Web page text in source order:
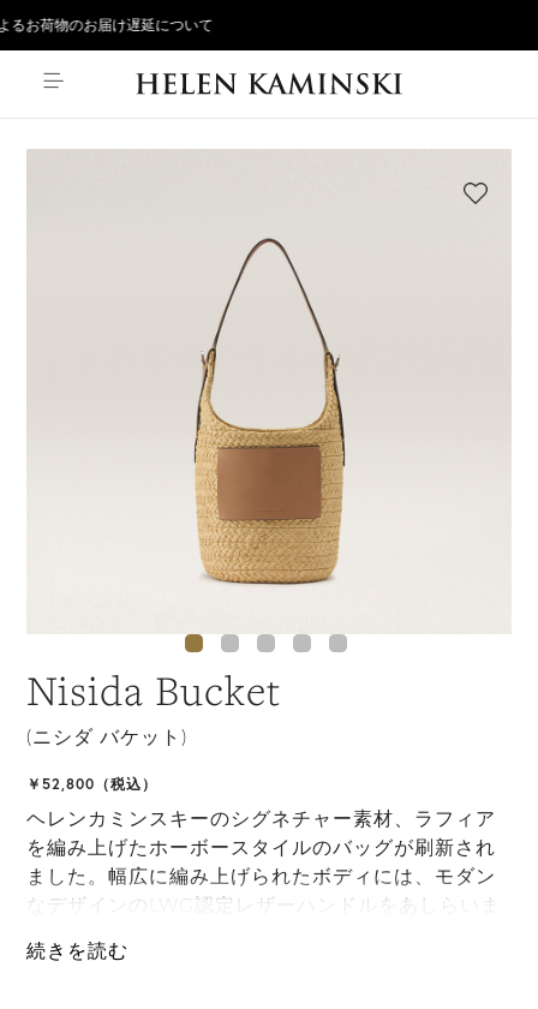
お荷物のお届け遅延について
Nisida Bucket
(ニシダ バケット)
￥52,800（税込）
ヘレンカミンスキーのシグネチャー素材、ラフィア
を編み上げたホーボースタイルのバッグが刷新され
ました。幅広に編み上げられたボディには、モダン
なデザインのLWG認定レザーハンドルをあしらいま
しており、多用途にお使いいただけます。ブランド